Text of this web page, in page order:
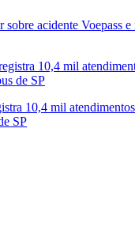
sobre acidente Voepass
10,4 mil
SP